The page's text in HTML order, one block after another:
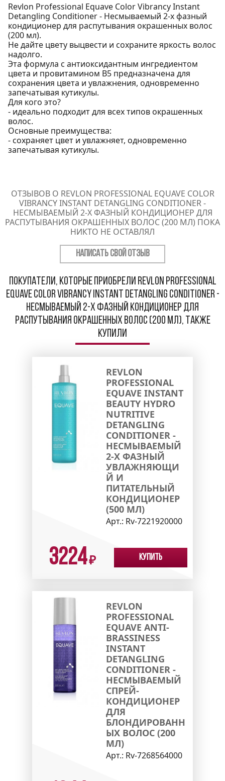
Revlon Professional Equave Color Vibrancy Instant
Detangling Conditioner - Несмываемый 2-х фазный
кондиционер для распутывания окрашенных волос
(200 мл).
Не дайте цвету выцвести и сохраните яркость волос
надолго.
Эта формула с антиоксидантным ингредиентом
цвета и провитамином B5 предназначена для
сохранения цвета и увлажнения, одновременно
запечатывая кутикулы.
Для кого это?
- идеально подходит для всех типов окрашенных
волос.
Основные преимущества:
- сохраняет цвет и увлажняет, одновременно
запечатывая кутикулы.
ОТЗЫВОВ О REVLON PROFESSIONAL EQUAVE COLOR
VIBRANCY INSTANT DETANGLING CONDITIONER -
НЕСМЫВАЕМЫЙ 2-Х ФАЗНЫЙ КОНДИЦИОНЕР ДЛЯ
РАСПУТЫВАНИЯ ОКРАШЕННЫХ ВОЛОС (200 МЛ) ПОКА
НИКТО НЕ ОСТАВЛЯЛ
НАПИСАТЬ СВОЙ ОТЗЫВ
Покупатели, которые приобрели Revlon Professional
Equave Color Vibrancy Instant Detangling Conditioner -
Несмываемый 2-х фазный кондиционер для
распутывания окрашенных волос (200 мл), также
купили
REVLON
PROFESSIONAL
EQUAVE INSTANT
BEAUTY HYDRO
NUTRITIVE
DETANGLING
CONDITIONER -
НЕСМЫВАЕМЫЙ
2-Х ФАЗНЫЙ
УВЛАЖНЯЮЩИ
Й И
ПИТАТЕЛЬНЫЙ
КОНДИЦИОНЕР
(500 МЛ)
Арт.: Rv-7221920000
3224₽ Купить
REVLON
PROFESSIONAL
EQUAVE ANTI-
BRASSINESS
INSTANT
DETANGLING
CONDITIONER -
НЕСМЫВАЕМЫЙ
СПРЕЙ-
КОНДИЦИОНЕР
ДЛЯ
БЛОНДИРОВАНН
ЫХ ВОЛОС (200
МЛ)
Арт.: Rv-7268564000